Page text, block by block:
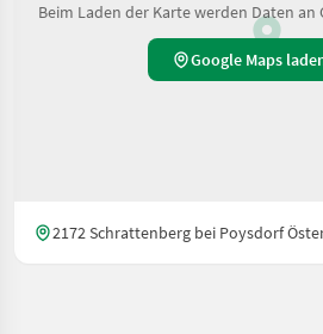
Beim Laden der Karte werden Daten
Google Maps
2172 Schrattenberg bei Poysdorf